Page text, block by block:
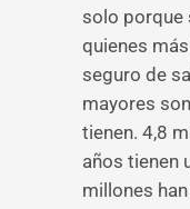
solo porque
quienes
seguro de
mayores
tienen. 4,8
años tienen
millones